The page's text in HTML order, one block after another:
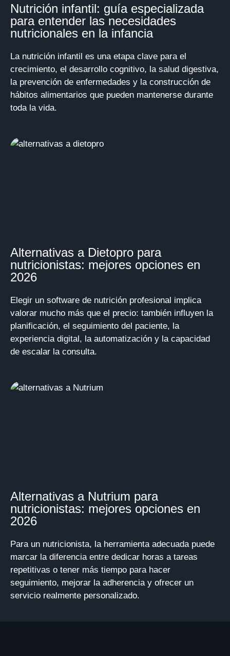
Nutrición infantil: guía especializada
para entender las necesidades
nutricionales en la infancia
La nutrición infantil es una etapa clave para el
crecimiento, el desarrollo cognitivo, la salud digestiva,
la prevención de enfermedades y la construcción de
hábitos alimentarios que pueden mantenerse durante
toda la vida.
Alternativas a Dietopro para
nutricionistas: mejores opciones en
2026
Elegir un software de nutrición profesional implica
valorar mucho más que el precio: también influyen la
planificación, el seguimiento del paciente, la
experiencia digital, la automatización y la capacidad
de escalar la consulta.
Alternativas a Nutrium para
nutricionistas: mejores opciones en
2026
Para un nutricionista, la herramienta adecuada puede
marcar la diferencia entre dedicar horas a tareas
repetitivas o tener más tiempo para hacer
seguimiento, mejorar la adherencia y ofrecer un
servicio realmente personalizado.